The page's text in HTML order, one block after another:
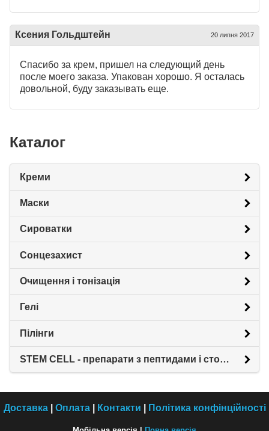
Ксения Гольдштейн 20 липня 2017
Спасибо за крем, пришел на следующий день
после моего заказа. Упакован хорошо. Я осталась
довольной, буду заказывать еще.
Каталог
Креми
Маски
Сироватки
Сонцезахист
Очищення і тонізація
Гелі
Пілінги
STEM CELL - препарати з пептидами і стовбуровими клітинами
Доставка| Оплата| Контакти Політика конфінційності